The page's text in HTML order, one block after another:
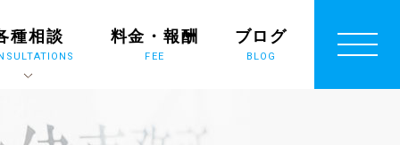
種相談 料金・報酬
FEE
ブログ
BLOG